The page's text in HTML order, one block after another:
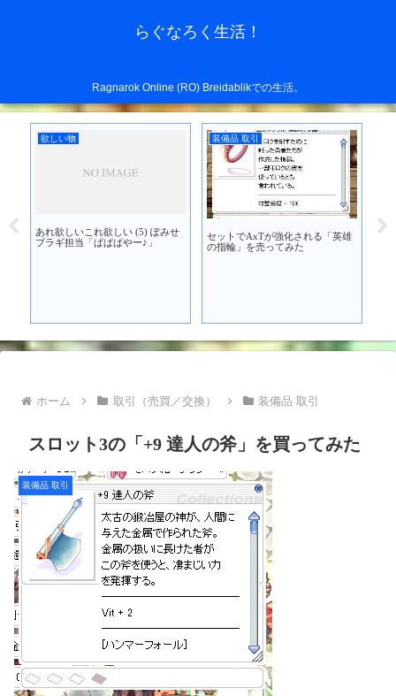
らぐなろく生活！
Ragnarok Online (RO) Breidablikでの生活。
欲しい物
あれ欲しいこれ欲しい (5) ぽみせ
ブラギ担当「ぱぱぱやー♪」
装備品 取引
セットでAxTが強化される「英雄
の指輪」を売ってみた
ホーム 取引（売買／交換） 装備品 取引
スロット3の「+9 達人の斧」を買ってみた
装備品 取引